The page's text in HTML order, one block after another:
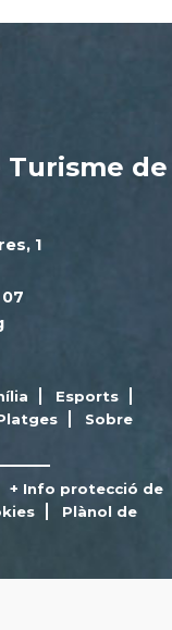
de
1
Esports
Sobre
+ Info protecció de
Plànol de